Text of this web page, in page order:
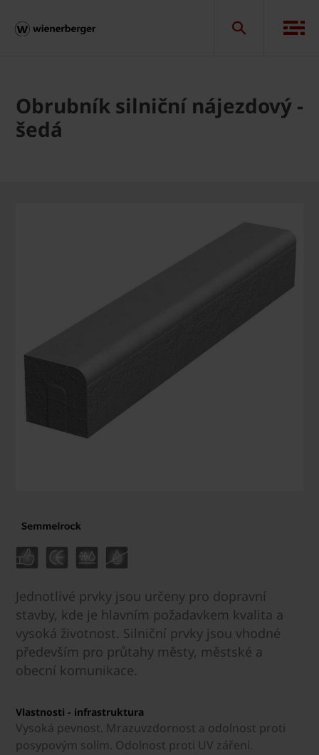
Obrubník silniční nájezdový -
šedá
Jednotlivé prvky jsou určeny pro dopravní
stavby, kde je hlavním požadavkem kvalita a
vysoká životnost. Silniční prvky jsou vhodné
především pro průtahy městy, městské a
obecní komunikace.
Vlastnosti - infrastruktura
Vysoká pevnost. Mrazuvzdornost a odolnost proti
posypovým solím. Odolnost proti UV záření.